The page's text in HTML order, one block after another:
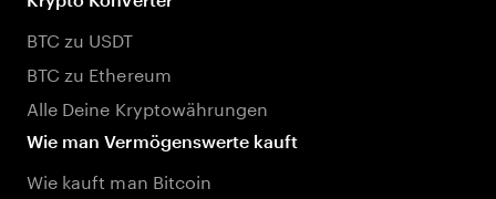
BTC zu USDT
BTC zu Ethereum
Alle Deine Kryptowährungen
Wie man Vermögenswerte kauft
Wie kauft man Bitcoin